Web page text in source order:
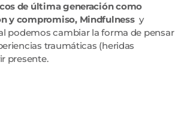
de última generación como
y compromiso, Mindfulnessy
podemos cambiar la forma de pensar
traumáticas (heridas
presente.